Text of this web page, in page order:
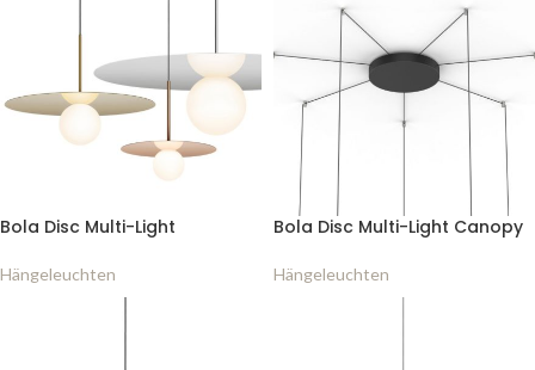
Bola Disc Multi-Light
Hängeleuchten
Bola Disc Multi-Light Canopy
Hängeleuchten